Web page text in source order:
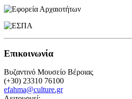
Επικοινωνία
Βυζαντινό Μουσείο Βέροιας
(+30) 23310 76100
efahma@culture.gr